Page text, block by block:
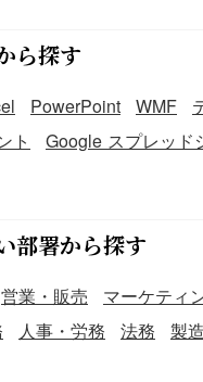
ら探す
PowerPoint WMF
ト
Google スプレッド
部署から探す
営業・販売
マーケティ
人事・労務 法務 製